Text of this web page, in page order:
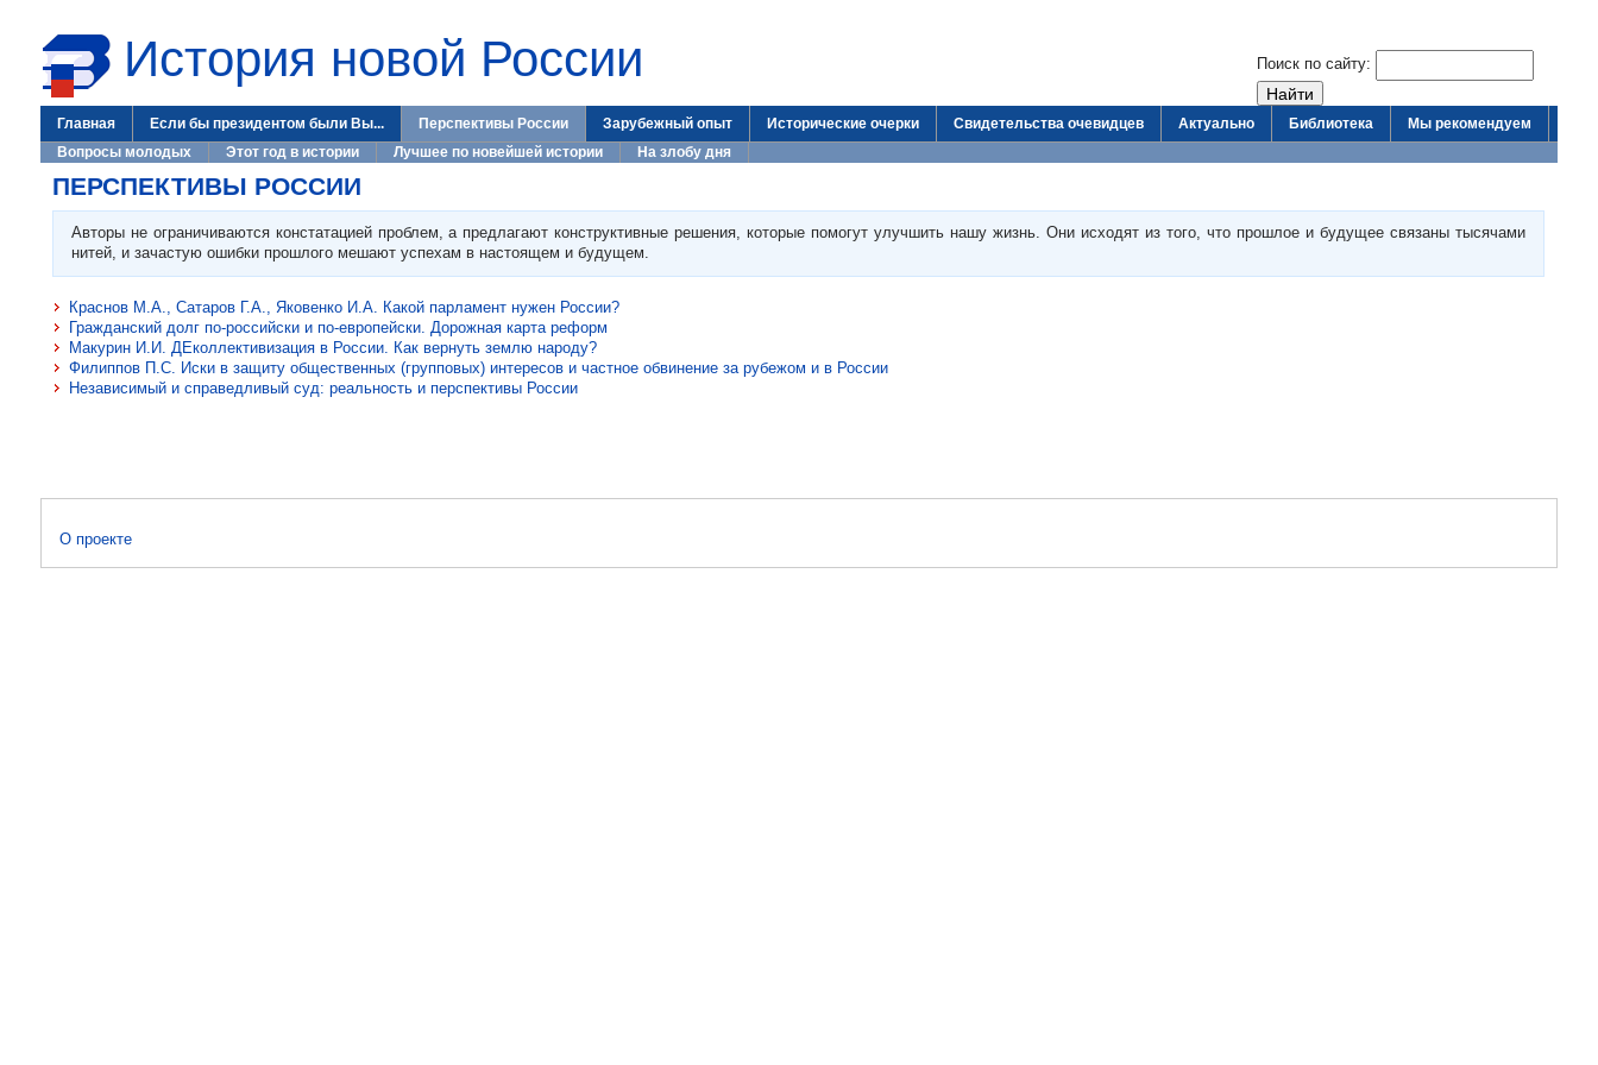
Поиск по сайту:
История новой России
Главная Если бы президентом были Вы... Перспективы России Зарубежный опыт Исторические очерки Свидетельства очевидцев Актуально Библиотека
Мы рекомендуем
Вопросы молодых
Этот год в истории Лучшее по новейшей истории На злобу дня
ПЕРСПЕКТИВЫ РОССИИ
Авторы не ограничиваются констатацией проблем, а предлагают конструктивные решения, которые помогут улучшить нашу жизнь. Они исходят из того, что прошлое и будущее связаны тысячами
нитей, и зачастую ошибки прошлого мешают успехам в настоящем и будущем.
Краснов М.А., Сатаров Г.А., Яковенко И.А. Какой парламент нужен России?
Гражданский долг по-российски и по-европейски. Дорожная карта реформ
Макурин И.И. ДЕколлективизация в России. Как вернуть землю народу?
Филиппов П.С. Иски в защиту общественных (групповых) интересов и частное обвинение за рубежом и в России
Независимый и справедливый суд: реальность и перспективы России
О проекте